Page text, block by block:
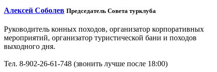
Алексей Соболев Председатель Совета турклуба
Руководитель конных походов, организатор корпоративных
мероприятий, организатор туристической бани и походов
выходного дня.
Тел. 8-902-26-61-748 (звонить лучше после 18:00)